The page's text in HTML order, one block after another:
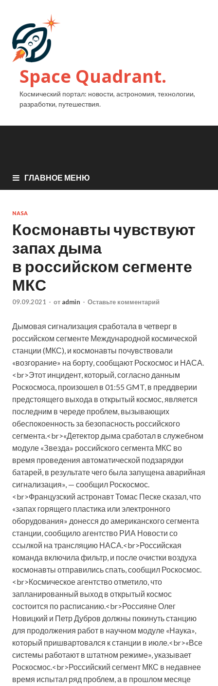
Space Quadrant.
Космический портал: новости, астрономия, технологии,
разработки, путешествия.
ГЛАВНОЕ МЕНЮ
NASA
Космонавты чувствуют
запах дыма
в российском сегменте
МКС
09.09.2021 - от admin - Оставьте комментарий
Дымовая сигнализация сработала в четверг в
российском сегменте Международной космической
станции (МКС), и космонавты почувствовали
«возгорание» на борту, сообщают Роскосмос и НАСА.
<br>Этот инцидент, который, согласно данным
Роскосмоса, произошел в 01:55 GMT, в преддверии
предстоящего выхода в открытый космос, является
последним в череде проблем, вызывающих
обеспокоенность за безопасность российского
сегмента.<br>«Детектор дыма сработал в служебном
модуле «Звезда» российского сегмента МКС во
время проведения автоматической подзарядки
батарей, в результате чего была запущена аварийная
сигнализация», — сообщил Роскосмос.
<br>Французский астронавт Томас Песке сказал, что
«запах горящего пластика или электронного
оборудования» донесся до американского сегмента
станции, сообщило агентство РИА Новости со
ссылкой на трансляцию НАСА.<br>Российская
команда включила фильтр, и после очистки воздуха
космонавты отправились спать, сообщил Роскосмос.
<br>Космическое агентство отметило, что
запланированный выход в открытый космос
состоится по расписанию.<br>Россияне Олег
Новицкий и Петр Дубров должны покинуть станцию
для продолжения работ в научном модуле «Наука»,
который пришвартовался к станции в июле.<br>«Все
системы работают в штатном режиме», указывает
Роскосмос.<br>Российский сегмент МКС в недавнее
время испытал ряд проблем, а в прошлом месяце